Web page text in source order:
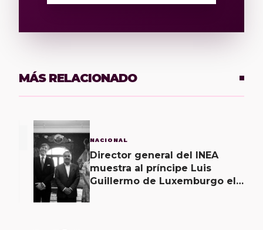
MÁS RELACIONADO
NACIONAL
Director general del INEA
muestra al príncipe Luis
Guillermo de Luxemburgo el